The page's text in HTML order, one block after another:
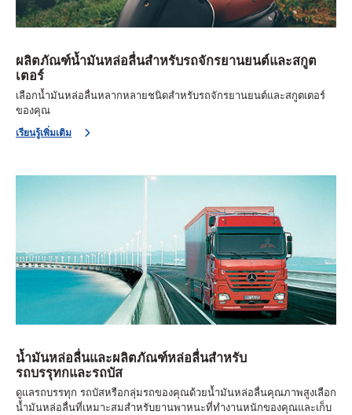
ผลิตภัณฑ์น้ำมันหล่อลื่นสำหรับรถจักรยานยนต์และสกูต
เตอร์
เลือกน้ำมันหล่อลื่นหลากหลายชนิดสำหรับรถจักรยานยนต์และสกูตเตอร์
ของคุณ
เรียนรู้เพิ่มเติม
น้ำมันหล่อลื่นและผลิตภัณฑ์หล่อลื่นสำหรับ
รถบรรุทกและรถบัส
ดูแลรถบรรทุก รถบัสหรือกลุ่มรถของคุณด้วยน้ำมันหล่อลื่นคุณภาพสูงเลือก
น้ำมันหล่อลื่นที่เหมาะสมสำหรับยานพาหนะที่ทำงานหนักของคุณและเก็บ